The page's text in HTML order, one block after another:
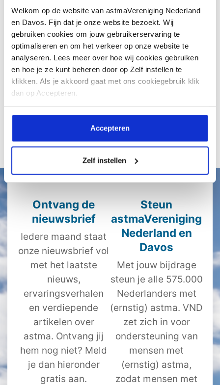
Welkom op de website van astmaVereniging Nederland
en Davos. Fijn dat je onze website bezoekt. Wij
gebruiken cookies om jouw gebruikerservaring te
optimaliseren en om het verkeer op onze website te
analyseren. Lees meer over hoe wij cookies gebruiken
en hoe je ze kunt beheren door op Zelf instellen te
klikken. Als je akkoord gaat met ons cookiegebruik klik
dan op Accepteren.
Accepteren
Zelf instellen
Nederland. Heb je astma, dan kan
dit...
Lees meer
Ontvang de
nieuwsbrief
Iedere maand staat
onze nieuwsbrief vol
met het laatste
nieuws,
ervaringsverhalen
en verdiepende
artikelen over
astma. Ontvang jij
hem nog niet? Meld
je dan hieronder
gratis aan.
Steun
astmaVereniging
Nederland en
Davos
Met jouw bijdrage
steun je alle 575.000
Nederlanders met
(ernstig) astma. VND
zet zich in voor
ondersteuning van
mensen met
(ernstig) astma,
zodat mensen met